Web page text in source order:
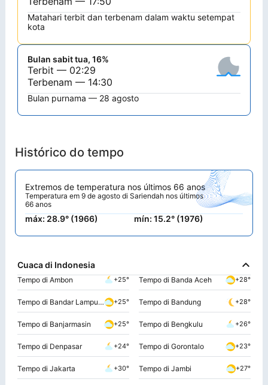
Matahari terbit dan terbenam dalam waktu setempat
kota
Bulan sabit tua, 16%
Terbit — 02:29
Terbenam — 14:30
Bulan purnama — 28 agosto
Histórico do tempo
Extremos de temperatura nos últimos 66 anos
Temperatura em 9 de agosto di Sariendah nos últimos
66 anos
máx: 28.9° (1966) mín: 15.2° (1976)
Cuaca di Indonesia
Tempo di Ambon +25° Tempo di Banda Aceh +28°
Tempo di Bandar Lampung +25° Tempo di Bandung +28°
Tempo di Banjarmasin +25° Tempo di Bengkulu +26°
Tempo di Denpasar +24° Tempo di Gorontalo +23°
Tempo di Jakarta +30° Tempo di Jambi +27°